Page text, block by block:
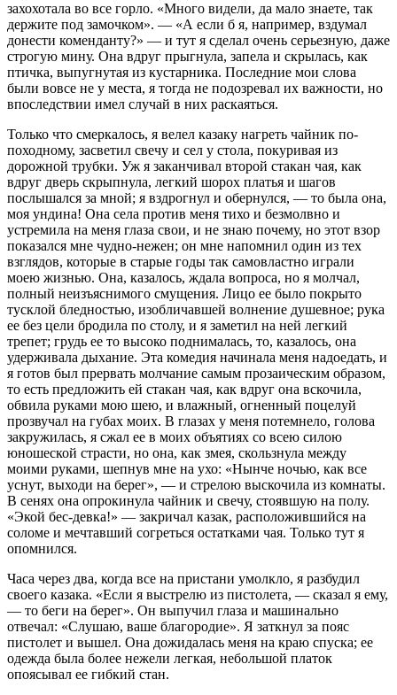
захохотала во все горло. «Много видели, да мало знаете, так
держите под замочком». — «А если б я, например, вздумал
донести коменданту?» — и тут я сделал очень серьезную, даже
строгую мину. Она вдруг прыгнула, запела и скрылась, как
птичка, выпугнутая из кустарника. Последние мои слова
были вовсе не у места, я тогда не подозревал их важности, но
впоследствии имел случай в них раскаяться.
Только что смеркалось, я велел казаку нагреть чайник по-
походному, засветил свечу и сел у стола, покуривая из
дорожной трубки. Уж я заканчивал второй стакан чая, как
вдруг дверь скрыпнула, легкий шорох платья и шагов
послышался за мной; я вздрогнул и обернулся, — то была она,
моя ундина! Она села против меня тихо и безмолвно и
устремила на меня глаза свои, и не знаю почему, но этот взор
показался мне чудно-нежен; он мне напомнил один из тех
взглядов, которые в старые годы так самовластно играли
моею жизнью. Она, казалось, ждала вопроса, но я молчал,
полный неизъяснимого смущения. Лицо ее было покрыто
тусклой бледностью, изобличавшей волнение душевное; рука
ее без цели бродила по столу, и я заметил на ней легкий
трепет; грудь ее то высоко поднималась, то, казалось, она
удерживала дыхание. Эта комедия начинала меня надоедать, и
я готов был прервать молчание самым прозаическим образом,
то есть предложить ей стакан чая, как вдруг она вскочила,
обвила руками мою шею, и влажный, огненный поцелуй
прозвучал на губах моих. В глазах у меня потемнело, голова
закружилась, я сжал ее в моих объятиях со всею силою
юношеской страсти, но она, как змея, скользнула между
моими руками, шепнув мне на ухо: «Нынче ночью, как все
уснут, выходи на берег», — и стрелою выскочила из комнаты.
В сенях она опрокинула чайник и свечу, стоявшую на полу.
«Экой бес-девка!» — закричал казак, расположившийся на
соломе и мечтавший согреться остатками чая. Только тут я
опомнился.
Часа через два, когда все на пристани умолкло, я разбудил
своего казака. «Если я выстрелю из пистолета, — сказал я ему,
— то беги на берег». Он выпучил глаза и машинально
отвечал: «Слушаю, ваше благородие». Я заткнул за пояс
пистолет и вышел. Она дожидалась меня на краю спуска; ее
одежда была более нежели легкая, небольшой платок
опоясывал ее гибкий стан.